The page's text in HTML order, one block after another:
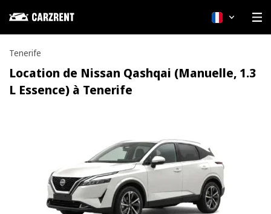
Français
Tenerife
Location de Nissan Qashqai (Manuelle, 1.3
L Essence) à Tenerife